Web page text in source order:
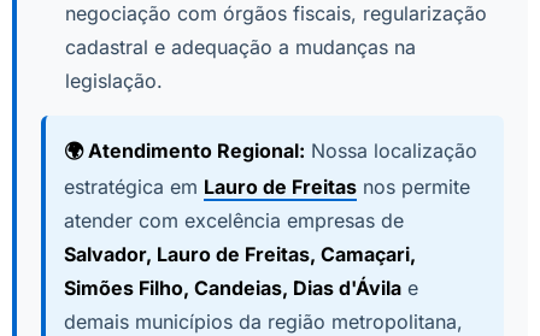
negociação com órgãos fiscais, regularização
cadastral e adequação a mudanças na
legislação.
🌍 Atendimento Regional: Nossa localização
estratégica em Lauro de Freitas nos permite
atender com excelência empresas de
Salvador, Lauro de Freitas, Camaçari,
Simões Filho, Candeias, Dias d'Ávila e
demais municípios da região metropolitana,